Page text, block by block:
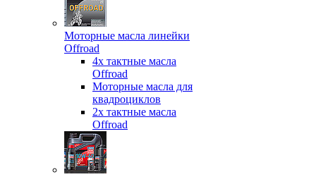
Моторные масла линейки
Offroad
4х тактные масла
Offroad
Моторные масла для
квадроциклов
2х тактные масла
Offroad